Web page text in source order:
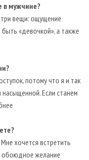
в мужчине?
вещи: ощущение
«девочкой», а также
потому что я и так
Если станем
хочется встретить
обоюдное желание